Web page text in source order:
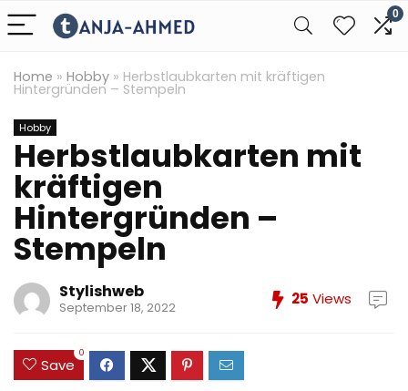
0
Home » Hobby » Herbstlaubkarten mit kräftigen
Hintergründen – Stempeln
Hobby
Herbstlaubkarten mit
kräftigen
Hintergründen –
Stempeln
Stylishweb
September 18, 2022 25 Views
Save
0